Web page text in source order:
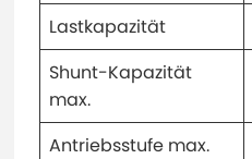
Lastkapazität
Shunt-Kapazität
max.
Antriebsstufe max.